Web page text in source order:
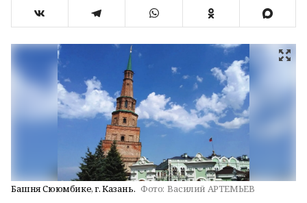
Башня Сююмбике, г. Казань. Фото: Василий АРТЕМЬЕВ